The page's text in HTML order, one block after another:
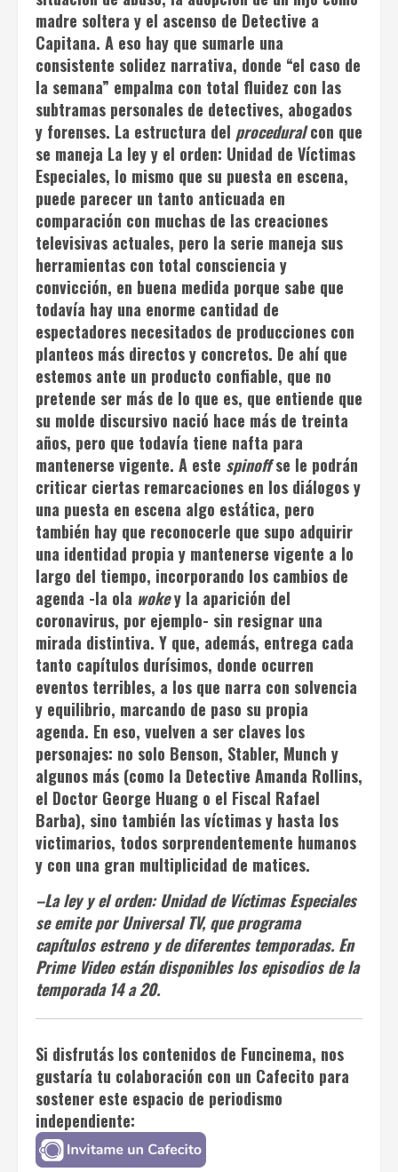
madre soltera y el ascenso de Detective a
Capitana. A eso hay que sumarle una
consistente solidez narrativa, donde “el caso de
la semana” empalma con total fluidez con las
subtramas personales de detectives, abogados
y forenses. La estructura del proceduralcon que
se maneja La ley y el orden: Unidad de Víctimas
Especiales, lo mismo que su puesta en escena,
puede parecer un tanto anticuada en
comparación con muchas de las creaciones
televisivas actuales, pero la serie maneja sus
herramientas con total consciencia y
convicción, en buena medida porque sabe que
todavía hay una enorme cantidad de
espectadores necesitados de producciones con
planteos más directos y concretos. De ahí que
estemos ante un producto confiable, que no
pretende ser más de lo que es, que entiende que
su molde discursivo nació hace más de treinta
años, pero que todavía tiene nafta para
mantenerse vigente. A este spinoffse le podrán
criticar ciertas remarcaciones en los diálogos y
una puesta en escena algo estática, pero
también hay que reconocerle que supo adquirir
una identidad propia y mantenerse vigente a lo
largo del tiempo, incorporando los cambios de
agenda -la ola wokey la aparición del
coronavirus, por ejemplo- sin resignar una
mirada distintiva. Y que, además, entrega cada
tanto capítulos durísimos, donde ocurren
eventos terribles, a los que narra con solvencia
y equilibrio, marcando de paso su propia
agenda. En eso, vuelven a ser claves los
personajes: no solo Benson, Stabler, Munch y
algunos más (como la Detective Amanda Rollins,
el Doctor George Huang o el Fiscal Rafael
Barba), sino también las víctimas y hasta los
victimarios, todos sorprendentemente humanos
y con una gran multiplicidad de matices.
–La ley y el orden: Unidad de Víctimas Especiales
se emite por Universal TV, que programa
capítulos estreno y de diferentes temporadas. En
Prime Video están disponibles los episodios de la
temporada 14 a 20.
Si disfrutás los contenidos de Funcinema, nos
gustaría tu colaboración con un Cafecito para
sostener este espacio de periodismo
independiente: